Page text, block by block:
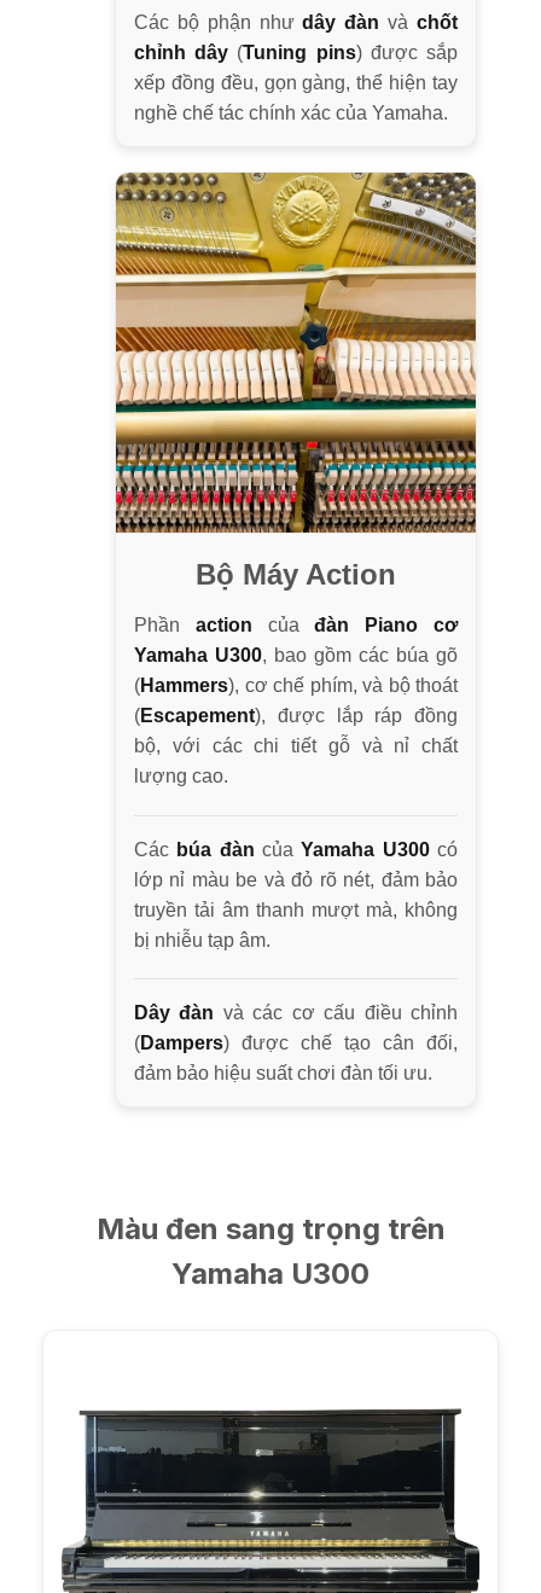
Các bộ phận nhưdây đàn vàchốt
chỉnh dây (Tuning pins) được sắp
xếp đồng đều, gọn gàng, thể hiện tay
nghề chế tác chính xác của Yamaha.
Bộ Máy Action
Phần action củađàn Piano cơ
Yamaha U300, bao gồm các búa gõ
(Hammers), cơ chế phím, và bộ thoát
(Escapement), được lắp ráp đồng
bộ, với các chi tiết gỗ và nỉ chất
lượng cao.
Các búa đàn củaYamaha U300có
lớp nỉ màu be và đỏ rõ nét, đảm bảo
truyền tải âm thanh mượt mà, không
bị nhiễu tạp âm.
Dây đàn và các cơ cấu điều chỉnh
(Dampers) được chế tạo cân đối,
đảm bảo hiệu suất chơi đàn tối ưu.
Màu đen sang trọng trên
Yamaha U300